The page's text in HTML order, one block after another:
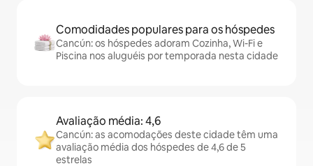
Comodidades populares para os hóspedes
Cancún: os hóspedes adoram Cozinha, Wi-Fi e
Piscina nos aluguéis por temporada nesta cidade
Avaliação média: 4,6
Cancún: as acomodações deste cidade têm uma
avaliação média dos hóspedes de 4,6 de 5
estrelas